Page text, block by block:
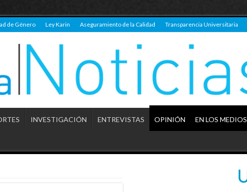
de Género Ley Karin Aseguramiento de la Calidad Transparencia Universitaria
INVESTIGACIÓN ENTREVISTAS OPINIÓN EN LOS MEDIOS